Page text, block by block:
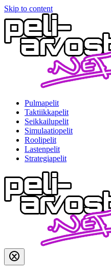
Skip to content
Pulmapelit
Taktiikkapelit
Seikkailupelit
Simulaatiopelit
Roolipelit
Lastenpelit
Strategiapelit